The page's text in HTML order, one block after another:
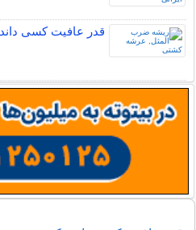
قدر عافیت کسی داند